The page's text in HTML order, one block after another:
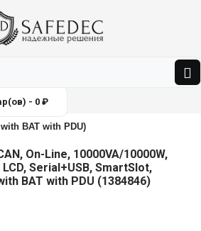
- 0 ₽
BAT with PDU)
On-Line, 10000VA/10000W,
Serial+USB, SmartSlot,
BAT with PDU (1384846)